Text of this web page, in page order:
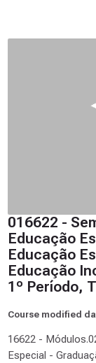
016622 -
Educação
Educação
Educação
1º Período,
Course modified
16622 -
Especial -